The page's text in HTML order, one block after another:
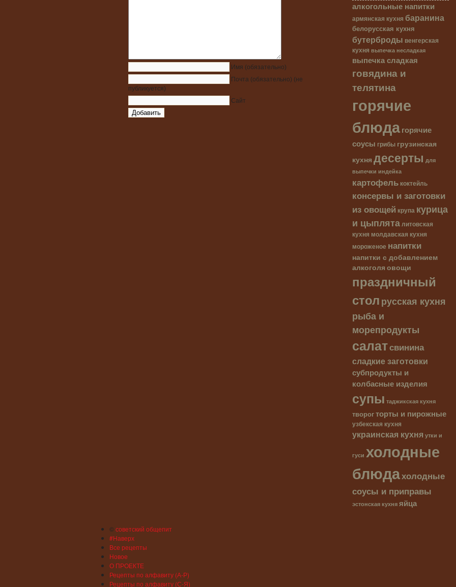
Имя (обязательно)
Почта (обязательно) (не
публикуется)
Сайт
алкогольные напитки
армянская кухня баранина
белорусская кухня
бутерброды венгерская
кухня выпечка несладкая
выпечка сладкая
говядина и
телятина
горячие
блюдагорячие
соусы грибы грузинская
кухня десерты для
выпечки индейка
картофель коктейль
консервы и заготовки
из овощей крупа курица
и цыпляталитовская
кухня молдавская кухня
мороженое напитки
напитки с добавлением
алкоголя овощи
праздничный
столрусская кухня
рыба и
морепродукты
салатсвинина
сладкие заготовки
субпродукты и
колбасные изделия
супы таджикская кухня
творогторты и пирожные
узбекская кухня
украинская кухня утки и
гуси холодные
блюдахолодные
соусы и приправы
эстонская кухня яйца
©советский общепит
#Наверх
Все рецепты
Новое
О ПРОЕКТЕ
Рецепты по алфавиту (А-Р)
Рецепты по алфавиту (С-Я)